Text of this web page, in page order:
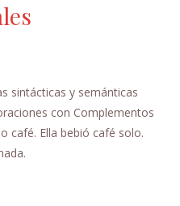
sintácticas y semánticas
con Complementos
café. Ella bebió café solo.